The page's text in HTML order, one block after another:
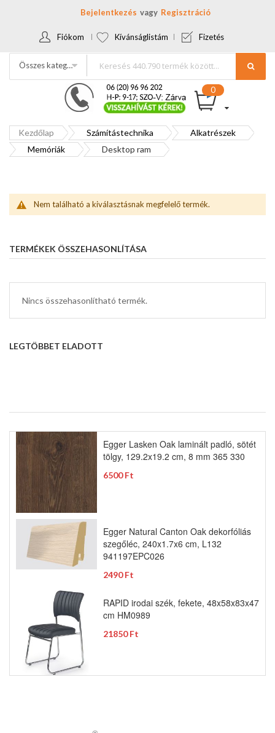
Bejelentkezés Regisztráció
Fiókom Kívánságlistám Fizetés
Összes kategória
Kezdőlap Számítástechnika
Alkatrészek
Memóriák
Desktop ram
Nem található a kiválasztásnak megfelelő termék.
TERMÉKEK ÖSSZEHASONLÍTÁSA
Nincs összehasonlítható termék.
LEGTÖBBET ELADOTT
Egger Lasken Oak laminált padló, sötét
tölgy, 129.2x19.2 cm, 8 mm 365 330
6500 Ft
Egger Natural Canton Oak dekorfóliás
szegőléc, 240x1.7x6 cm, L132
941197EPC026
2490 Ft
RAPID irodai szék, fekete, 48x58x83x47
cm HM0989
21850 Ft